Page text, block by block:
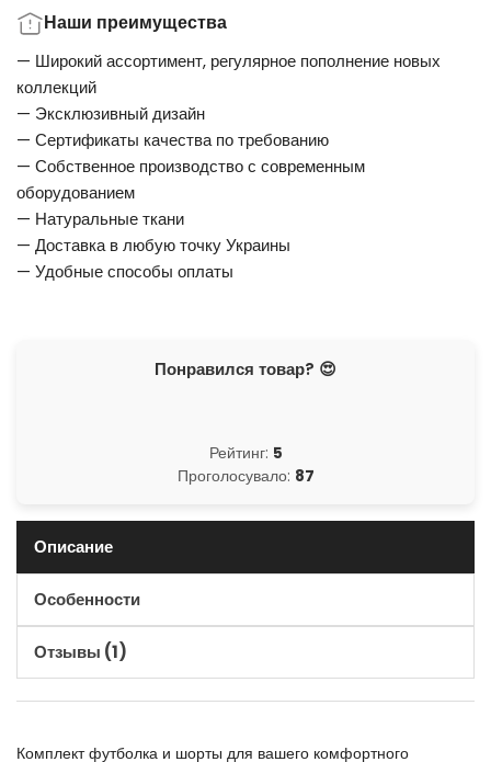
Наши преимущества
— Широкий ассортимент, регулярное пополнение новых
коллекций
— Эксклюзивный дизайн
— Сертификаты качества по требованию
— Собственное производство с современным
оборудованием
— Натуральные ткани
— Доставка в любую точку Украины
— Удобные способы оплаты
Понравился товар? 😍
Рейтинг: 5
Проголосувало: 87
Описание
Особенности
Отзывы (1)
Комплект футболка и шорты для вашего комфортного